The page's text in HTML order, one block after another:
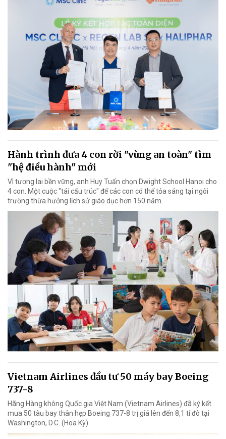
Hành trình đưa 4 con rời "vùng an toàn" tìm
"hệ điều hành" mới
Vì tương lai bền vững, anh Huy Tuấn chọn Dwight School Hanoi cho
4 con. Một cuộc "tái cấu trúc" để các con có thể tỏa sáng tại ngôi
trường thừa hưởng lịch sử giáo dục hơn 150 năm.
Vietnam Airlines đầu tư 50 máy bay Boeing
737-8
Hãng Hàng không Quốc gia Việt Nam (Vietnam Airlines) đã ký kết
mua 50 tàu bay thân hẹp Boeing 737-8 trị giá lên đến 8,1 tỉ đô tại
Washington, D.C. (Hoa Kỳ).